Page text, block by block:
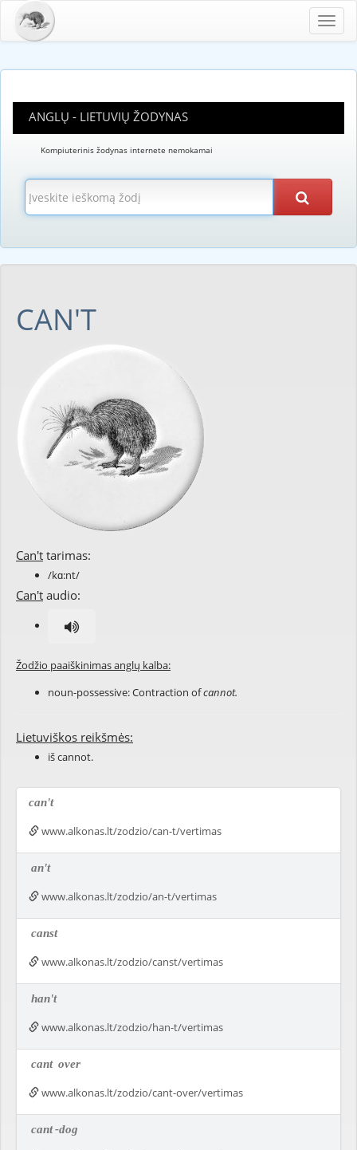
ANGLŲ - LIETUVIŲ ŽODYNAS
Kompiuterinis žodynas internete nemokamai
CAN'T
Can't tarimas:
/kɑ:nt/
Can't audio:
Žodžio paaiškinimas anglų kalba:
noun-possessive: Contraction ofcannot.
Lietuviškos reikšmės:
iš cannot.
can't
www.alkonas.lt/zodzio/can-t/vertimas
an't
www.alkonas.lt/zodzio/an-t/vertimas
canst
www.alkonas.lt/zodzio/canst/vertimas
han't
www.alkonas.lt/zodzio/han-t/vertimas
cant over
www.alkonas.lt/zodzio/cant-over/vertimas
cant-dog